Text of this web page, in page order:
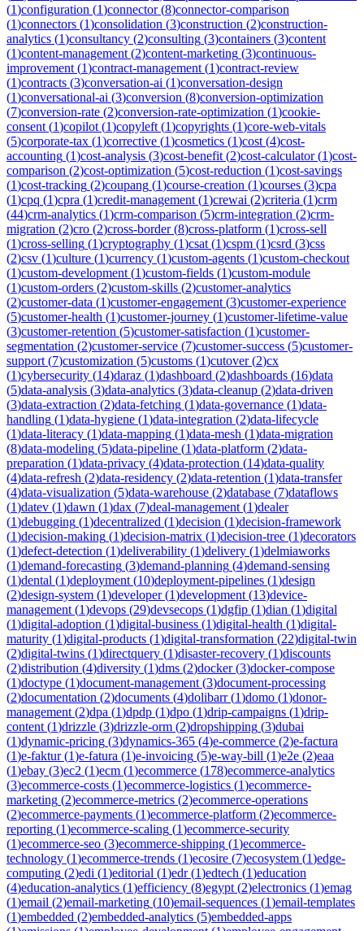
(1)configuration (1)connector(8)connector-comparison
(1)connectors (1)consolidation (3)construction (2)construction-
analytics (1)consultancy (2)consulting (3)containers (3)content
(1)content-management (2)content-marketing (3)continuous-
improvement (1)contract-management (1)contract-review
(1)contracts (3)conversation-ai (1)conversation-design
(1)conversational-ai (3)conversion (8)conversion-optimization
(7)conversion-rate (2)conversion-rate-optimization (1)cookie-
consent (1)copilot (1)copyleft (1)copyrights (1)core-web-vitals
(5)corporate-tax (1)corrective (1)cosmetics (1)cost (4)cost-
accounting (1)cost-analysis (3)cost-benefit (2)cost-calculator(1)cost-
comparison (2)cost-optimization (5)cost-reduction (1)cost-savings
(1)cost-tracking (2)coupang (1)course-creation (1)courses (3)cpa
(1)cpq (1)cpra (1)credit-management (1)crewai (2)criteria (1)crm
(44)crm-analytics (1)crm-comparison (5)crm-integration (2)crm-
migration (2)cro (2)cross-border(8)cross-platform (1)cross-sell
(1)cross-selling (1)cryptography (1)csat (1)cspm (1)csrd (3)css
(2)csv (1)culture (1)currency (1)custom-agents (1)custom-checkout
(1)custom-development (1)custom-fields (1)custom-module
(1)custom-orders (2)custom-skills (2)customer-analytics
(2)customer-data (1)customer-engagement (3)customer-experience
(5)customer-health (1)customer-journey (1)customer-lifetime-value
(3)customer-retention (5)customer-satisfaction (1)customer-
segmentation (2)customer-service (7)customer-success (5)customer-
support (7)customization (5)customs (1)cutover(2)cx
(1)cybersecurity (14)daraz (1)dashboard (2)dashboards (16)data
(5)data-analysis (3)data-analytics (3)data-cleanup (2)data-driven
(3)data-extraction (2)data-fetching (1)data-governance (1)data-
handling (1)data-hygiene (1)data-integration (2)data-lifecycle
(1)data-literacy (1)data-mapping (1)data-mesh (1)data-migration
(8)data-modeling (5)data-pipeline (1)data-platform (2)data-
preparation (1)data-privacy (4)data-protection (14)data-quality
(4)data-refresh (2)data-residency (2)data-retention (1)data-transfer
(4)data-visualization (5)data-warehouse (2)database (7)dataflows
(1)datev (1)dawn (1)dax (7)deal-management (1)dealer
(1)debugging (1)decentralized (1)decision (1)decision-framework
(1)decision-making (1)decision-matrix (1)decision-tree (1)decorators
(1)defect-detection (1)deliverability (1)delivery (1)delmiaworks
(1)demand-forecasting (3)demand-planning (4)demand-sensing
(1)dental (1)deployment (10)deployment-pipelines (1)design
(2)design-system (1)developer(1)development (13)device-
management (1)devops (29)devsecops (1)dgfip (1)dian (1)digital
(1)digital-adoption (1)digital-business (1)digital-health (1)digital-
maturity (1)digital-products (1)digital-transformation (22)digital-twin
(2)digital-twins (1)directquery (1)disaster-recovery (1)discounts
(2)distribution (4)diversity (1)dms (2)docker(3)docker-compose
(1)doctype (1)document-management (3)document-processing
(2)documentation (2)documents (4)dolibarr(1)domo (1)donor-
management (2)dpa (1)dpdp (1)dpo (1)drip-campaigns (1)drip-
content (1)drizzle (3)drizzle-orm (2)dropshipping (3)dubai
(1)dynamic-pricing (3)dynamics-365 (4)e-commerce (2)e-factura
(1)e-faktur(1)e-fatura (1)e-invoicing (5)e-way-bill (1)e2e (2)eaa
(1)ebay (3)ec2 (1)ecm (1)ecommerce (178)ecommerce-analytics
(3)ecommerce-costs (1)ecommerce-logistics (1)ecommerce-
marketing (2)ecommerce-metrics (2)ecommerce-operations
(2)ecommerce-payments (1)ecommerce-platform (2)ecommerce-
reporting (1)ecommerce-scaling (1)ecommerce-security
(1)ecommerce-seo (3)ecommerce-shipping (1)ecommerce-
technology (1)ecommerce-trends (1)ecosire (7)ecosystem (1)edge-
computing (2)edi (1)editorial (1)edr(1)edtech (1)education
(4)education-analytics (1)efficiency (8)egypt (2)electronics (1)emag
(1)email (2)email-marketing (10)email-sequences (1)email-templates
(1)embedded (2)embedded-analytics (5)embedded-apps